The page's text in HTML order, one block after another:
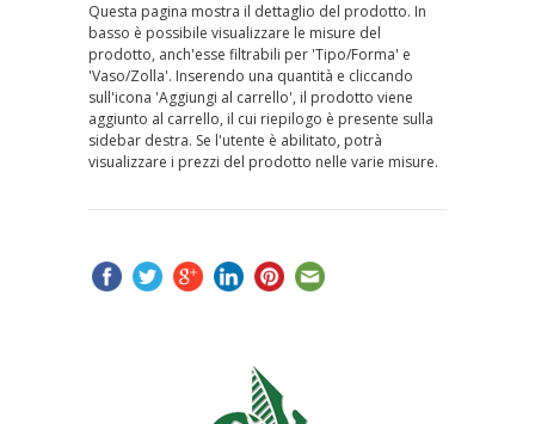
Questa pagina mostra il dettaglio del prodotto. In
basso è possibile visualizzare le misure del
prodotto, anch'esse filtrabili per 'Tipo/Forma' e
'Vaso/Zolla'. Inserendo una quantità e cliccando
sull'icona 'Aggiungi al carrello', il prodotto viene
aggiunto al carrello, il cui riepilogo è presente sulla
sidebar destra. Se l'utente è abilitato, potrà
visualizzare i prezzi del prodotto nelle varie misure.